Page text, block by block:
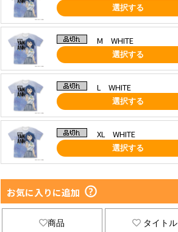
選択する
M WHITE
選択する
L WHITE
選択する
XL WHITE
選択する
お気に入りに追加
商品 タイトル